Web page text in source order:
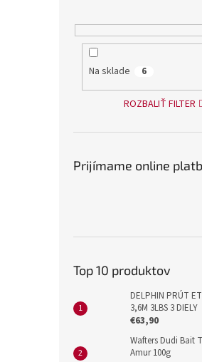
Na sklade 6
ROZBALIŤ FILTER
Prijímame online
Top 10 produktov
DELPHIN PRÚT
3,6M 3LBS 3 DIELY
€63,90
Wafters Dudi Bait
Amur 100g